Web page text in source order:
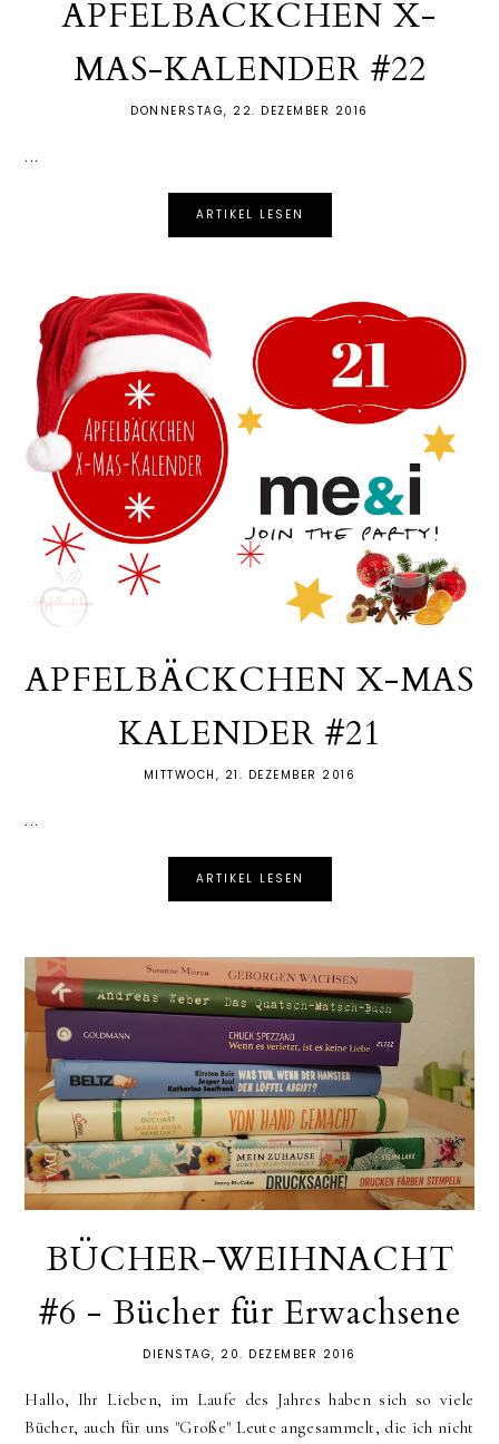
APFELBÄCKCHEN X-
MAS-KALENDER #22
DONNERSTAG, 22. DEZEMBER 2016
...
ARTIKEL LESEN
APFELBÄCKCHEN X-MAS
KALENDER #21
MITTWOCH, 21. DEZEMBER 2016
...
ARTIKEL LESEN
BÜCHER-WEIHNACHT
#6 - Bücher für Erwachsene
DIENSTAG, 20. DEZEMBER 2016
Hallo, Ihr Lieben, im Laufe des Jahres haben sich so viele
Bücher, auch für uns "Große" Leute angesammelt, die ich nicht